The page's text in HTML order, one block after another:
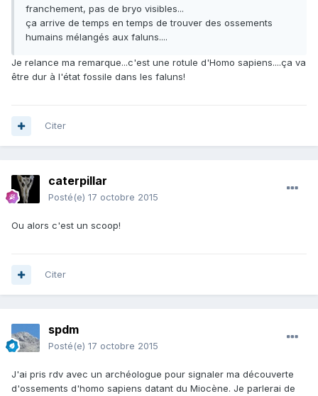
franchement, pas de bryo visibles...
ça arrive de temps en temps de trouver des ossements
humains mélangés aux faluns....
Je relance ma remarque...c'est une rotule d'Homo sapiens....ça va
être dur à l'état fossile dans les faluns!
Citer
caterpillar
Posté(e) 17 octobre 2015
Ou alors c'est un scoop!
Citer
spdm
Posté(e) 17 octobre 2015
J'ai pris rdv avec un archéologue pour signaler ma découverte
d'ossements d'homo sapiens datant du Miocène. Je parlerai de